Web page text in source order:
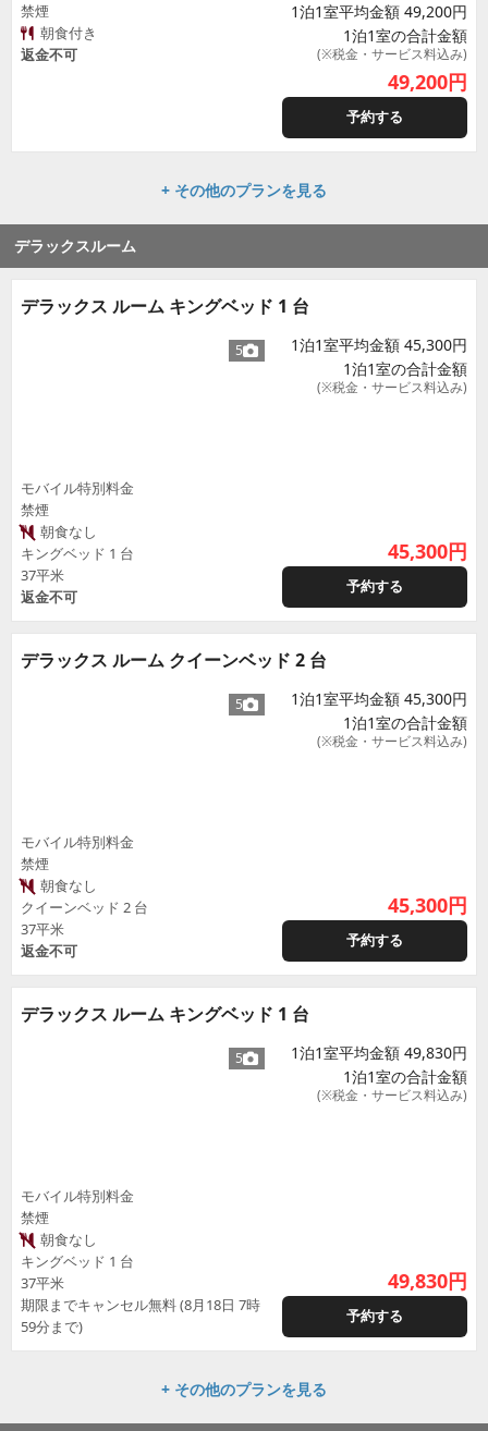
禁煙
朝食付き
返金不可
1泊1室平均金額 49,200円
1泊1室の合計金額
(※税金・サービス料込み)
49,200円
予約する
+ その他のプランを見る
デラックスルーム
デラックス ルーム キングベッド 1 台
5
モバイル特別料金
禁煙
朝食なし
キングベッド 1 台
37平米
返金不可
1泊1室平均金額 45,300円
1泊1室の合計金額
(※税金・サービス料込み)
45,300円
予約する
デラックス ルーム クイーンベッド 2 台
5
モバイル特別料金
禁煙
朝食なし
クイーンベッド 2 台
37平米
返金不可
1泊1室平均金額 45,300円
1泊1室の合計金額
(※税金・サービス料込み)
45,300円
予約する
デラックス ルーム キングベッド 1 台
5
モバイル特別料金
禁煙
朝食なし
キングベッド 1 台
37平米
期限までキャンセル無料 (8月18日 7時
59分まで)
1泊1室平均金額 49,830円
1泊1室の合計金額
(※税金・サービス料込み)
49,830円
予約する
+ その他のプランを見る